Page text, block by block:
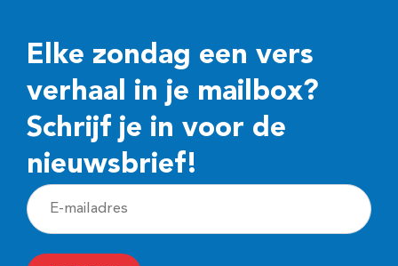
Elke zondag een vers
verhaal in je mailbox?
Schrijf je in voor de
nieuwsbrief!
E
-
m